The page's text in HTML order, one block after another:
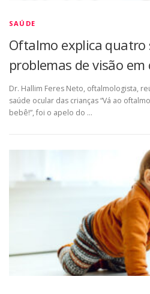
SAÚDE
Oftalmo explica quatro
problemas de visão em
Dr. Hallim Feres Neto, oftalmologista,
saúde ocular das crianças “Vá ao
bebê!”, foi o apelo do …